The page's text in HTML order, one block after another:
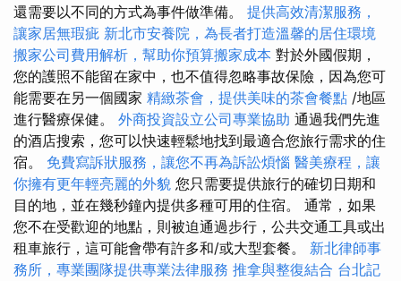
還需要以不同的方式為事件做準備。 提供高效清潔服務，
讓家居無瑕疵 新北市安養院，為長者打造溫馨的居住環境
搬家公司費用解析，幫助你預算搬家成本 對於外國假期，
您的護照不能留在家中，也不值得忽略事故保險，因為您可
能需要在另一個國家 精緻茶會，提供美味的茶會餐點 /地區
進行醫療保健。 外商投資設立公司專業協助 通過我們先進
的酒店搜索，您可以快速輕鬆地找到最適合您旅行需求的住
宿。 免費寫訴狀服務，讓您不再為訴訟煩惱 醫美療程，讓
你擁有更年輕亮麗的外貌 您只需要提供旅行的確切日期和
目的地，並在幾秒鐘內提供多種可用的住宿。 通常，如果
您不在受歡迎的地點，則被迫通過步行，公共交通工具或出
租車旅行，這可能會帶有許多和/或大型套餐。 新北律師事
務所，專業團隊提供專業法律服務 推拿與整復結合 台北記